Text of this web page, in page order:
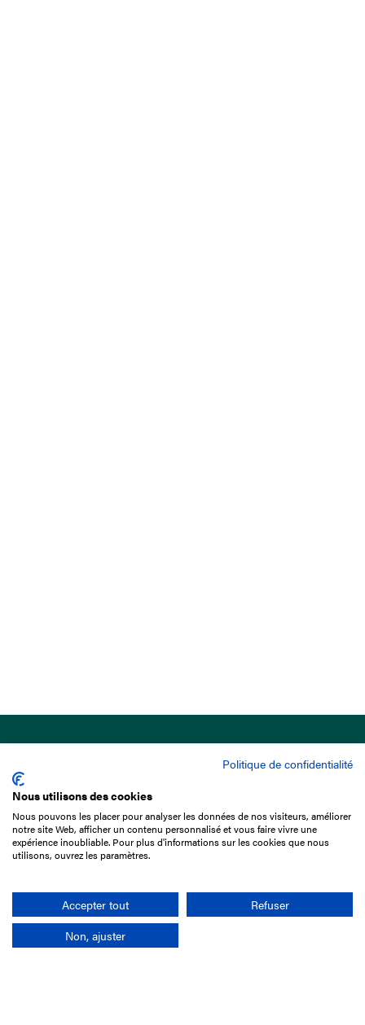
15 Boulevard de Douaumont
75017 Paris
01 49 10 20 29
Rechercher
Politique de confidentialité
Nous utilisons des cookies
Nous pouvons les placer pour analyser les données de nos visiteurs, améliorer
notre site Web, afficher un contenu personnalisé et vous faire vivre une
expérience inoubliable. Pour plus d'informations sur les cookies que nous
utilisons, ouvrez les paramètres.
Accepter tout
Refuser
Non, ajuster